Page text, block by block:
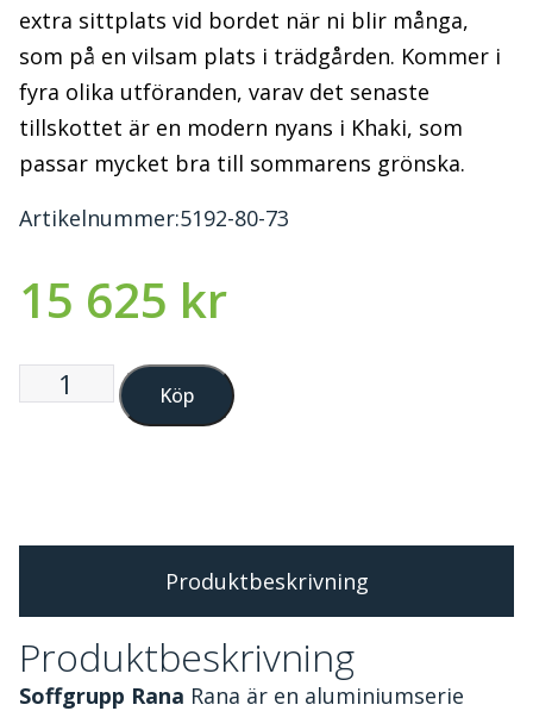
extra sittplats vid bordet när ni blir många,
som på en vilsam plats i trädgården. Kommer i
fyra olika utföranden, varav det senaste
tillskottet är en modern nyans i Khaki, som
passar mycket bra till sommarens grönska.
Artikelnummer:5192-80-73
15 625 kr
Köp
Produktbeskrivning
Produktbeskrivning
Soffgrupp Rana